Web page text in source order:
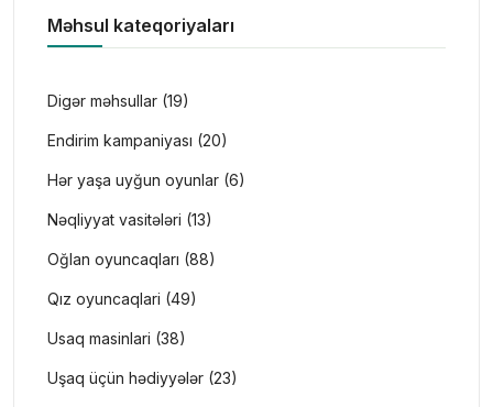
Məhsul kateqoriyaları
Digər məhsullar (19)
Endirim kampaniyası (20)
Hər yaşa uyğun oyunlar (6)
Nəqliyyat vasitələri (13)
Oğlan oyuncaqları (88)
Qız oyuncaqlari (49)
Usaq masinlari (38)
Uşaq üçün hədiyyələr (23)